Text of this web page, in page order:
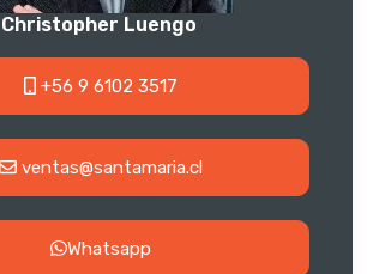
Christopher Luengo
+56 9 6102 3517
ventas@santamaria.cl
Whatsapp